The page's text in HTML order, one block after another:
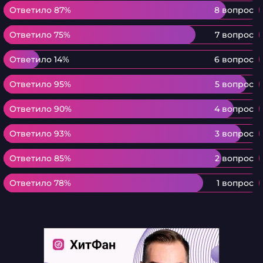
Ответило 87% 8 вопрос
Ответило 87%
Ответило 75% 7 вопрос
Ответило 75%
Ответило 14% 6 вопрос
Ответило 14%
Ответило 95% 5 вопрос
Ответило 95%
Ответило 90% 4 вопрос
Ответило 90%
Ответило 93% 3 вопрос
Ответило 93%
Ответило 85% 2 вопрос
Ответило 85%
Ответило 78% 1 вопрос
Ответило 78%